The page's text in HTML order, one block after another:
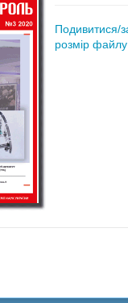
Подивитися/
розмір